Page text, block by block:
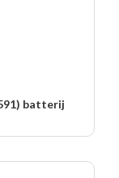
batterij